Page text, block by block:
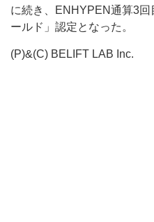
に続き、ENHYPEN通算3
ールド」認定となった。
(P)&(C) BELIFT LAB Inc.